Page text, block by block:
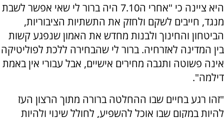
היא ציינה כי "אחרי ה7.10 היה ברור לי שאי אפשר לשבת
מנגד, חייבים לשקם ולחזק את התשתיות הציבוריות,
הביטחון והחינוך ולבנות מחדש את האמון שנפגע קשות
בין המדינה לאזרחיה. ברור לי שהבחירה ללכת לפוליטיקה
אינה פשוטה ותגבה מחירים אישיים, אבל עבורי אין באמת
דילמה".
"זהו רגע בחיים שבו ההחלטה ברורה מתוך הרצון העז
להיות במקום שבו אוכל להשפיע, לחולל שינוי ולהיות